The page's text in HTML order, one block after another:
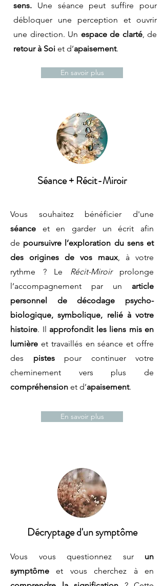
sens. Une séance peut suffire pour
débloquer une perception et ouvrir
une direction. Un espace de clarté, de
retour à Soi et d’apaisement.
En savoir plus
Séance + Récit-Miroir
Vous souhaitez bénéficier d'une
séance et en garder un écrit afin
de poursuivre l’exploration du sens et
des origines de vos maux, à votre
rythme ? Le Récit-Miroirprolonge
l’accompagnement par un article
personnel de décodage psycho-
biologique, symbolique, relié à votre
histoire. Il approfondit les liens mis en
lumière et travaillés en séance et offre
des pistespour continuer votre
cheminement vers plus de
compréhension et d’apaisement.
En savoir plus
Décryptage d'un symptôme
Vous vous questionnez sur un
symptômeet vous cherchez à en